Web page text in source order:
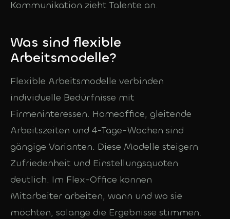
Kommunikation zieht Talente an.
Was sind flexible
Arbeitsmodelle?
Flexible Arbeitsmodelle verbinden
individuelle Bedürfnisse mit
Firmeninteressen. Homeoffice, gleitende
Arbeitszeiten und 4-Tage-Wochen sind
gängige Varianten. Diese Modelle steigern
Zufriedenheit und Einstellungsquoten
deutlich. Im Flex-Office können
Mitarbeiter arbeiten, wann und wo sie
möchten, solange die Ergebnisse stimmen.